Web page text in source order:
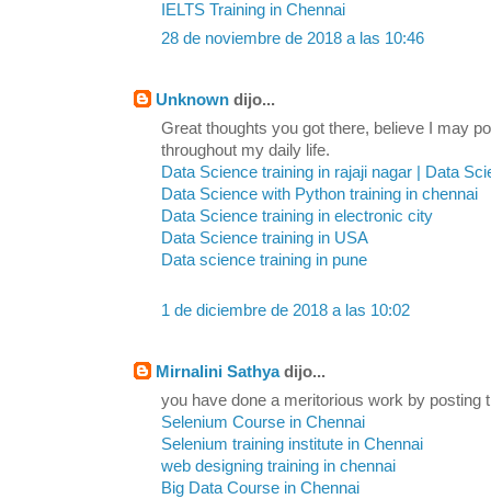
IELTS Training in Chennai
28 de noviembre de 2018 a las 10:46
Unknown dijo...
Great thoughts you got there, believe I may
throughout my daily life.
Data Science training in rajaji nagar | Data
Data Science with Python training in chennai
Data Science training in electronic city
Data Science training in USA
Data science training in pune
1 de diciembre de 2018 a las 10:02
Mirnalini Sathyadijo...
you have done a meritorious work by posting
Selenium Course in Chennai
Selenium training institute in Chennai
web designing training in chennai
Big Data Course in Chennai